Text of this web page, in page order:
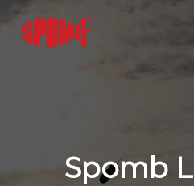
Spomb